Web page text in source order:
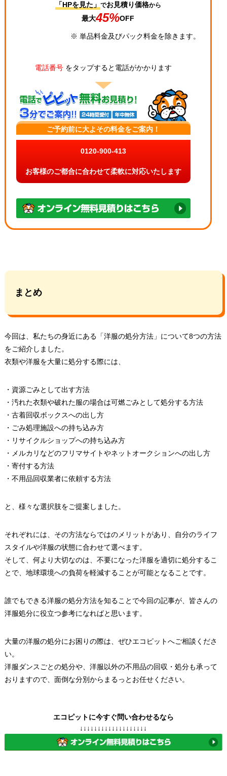
「HPを見た」 でお見積り価格から
最大45%OFF
※ 単品料金及びパック料金を除きます。
電話番号 をタップすると電話がかかります
ご予約前に大よその料金をご案内！
0120-900-413
お客様のご都合に合わせて柔軟に対応いたします
まとめ
今回は、私たちの身近にある「洋服の処分方法」について8つの方法
をご紹介しました。
衣類や洋服を大量に処分する際には、
・資源ごみとして出す方法
・汚れた衣類や破れた服の場合は可燃ごみとして処分する方法
・古着回収ボックスへの出し方
・ごみ処理施設への持ち込み方
・リサイクルショップへの持ち込み方
・メルカリなどのフリマサイトやネットオークションへの出し方
・寄付する方法
・不用品回収業者に依頼する方法
と、様々な選択肢をご提案しました。
それぞれには、その方法ならではのメリットがあり、自分のライフ
スタイルや洋服の状態に合わせて選べます。
そして、何より大切なのは、不要になった洋服を適切に処分するこ
とで、地球環境への負荷を軽減することが可能となることです。
誰でもできる洋服の処分方法を知ることで今回の記事が、皆さんの
洋服処分に役立つ参考になればと思います。
大量の洋服の処分にお困りの際は、ぜひエコピットへご相談くださ
い。
洋服ダンスごとの処分や、洋服以外の不用品の回収・処分も承って
おりますので、面倒な分別からまるっとお任せください。
エコピットに今すぐ問い合わせるなら
↓↓↓↓↓↓↓↓↓↓↓↓↓↓↓↓↓↓↓